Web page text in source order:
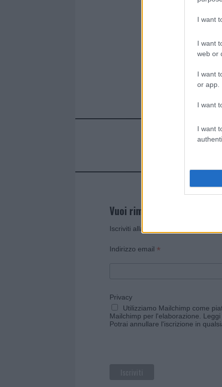
I want
I want
web or
I want
or app.
I want
I want
Vuoi rimanere sempre
Iscriviti alla newsletter di Gallura
Indirizzo email *
Privacy
Utilizziamo Mailchimp come
Mailchimp per l'elaborazione.
Potrai annullare l'iscrizione in